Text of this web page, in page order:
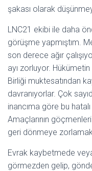
şakası olarak
LNC21 ekibi ile daha
görüşme yapmıştım.
son derece ağır
ayı zorluyor.
Birliği muktesatından
davranıyorlar. Çok
inancıma göre bu
Amaçlarının
geri dönmeye
Evrak kaybetmede
görmezden gelip,